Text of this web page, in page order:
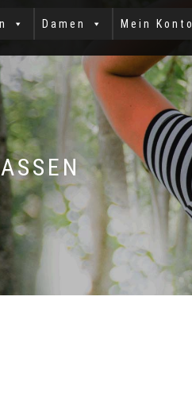
Damen Mein Konto